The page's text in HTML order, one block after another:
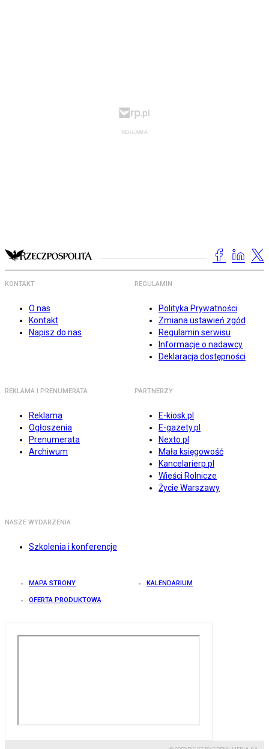
KONTAKT
O nas
Kontakt
Napisz do nas
REGULAMIN
Polityka Prywatności
Zmiana ustawień zgód
Regulamin serwisu
Informacje o nadawcy
Deklaracja dostępności
REKLAMA I PRENUMERATA
Reklama
Ogłoszenia
Prenumerata
Archiwum
PARTNERZY
E-kiosk.pl
E-gazety.pl
Nexto.pl
Mała księgowość
Kancelarierp.pl
Wieści Rolnicze
Życie Warszawy
NASZE WYDARZENIA
Szkolenia i konferencje
MAPA STRONY KALENDARIUM
OFERTA PRODUKTOWA